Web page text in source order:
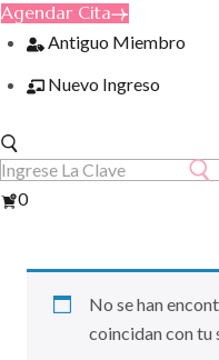
Agendar Cita
Antiguo Miembro
Nuevo Ingreso
Ver
0
No se han
coincidan con tu